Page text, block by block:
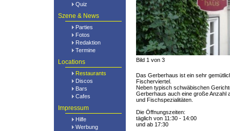
Quiz
Szene & News
Parties
Fotos
Redaktion
Termine
Locations
Restaurants
Discos
Bars
Cafes
Impressum
Hilfe
Werbung
Bild 1 von 3
Das Gerberhaus ist ein sehr
Fischerviertel.
Neben typisch schwäbischen
Gerberhaus auch eine große Anzahl
und Fischspezialitäten.
Die Öffnungszeiten:
täglich von 11:30 - 14:00
und ab 17:30